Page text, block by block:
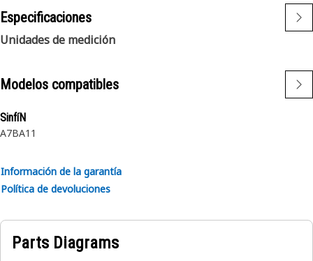
Especificaciones
Unidades de medición
Modelos compatibles
SinfíN
A7BA11
Información de la garantía
Política de devoluciones
Parts Diagrams